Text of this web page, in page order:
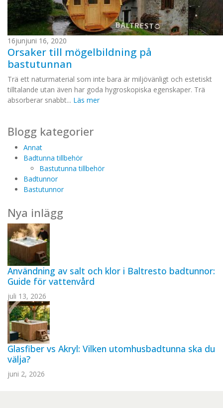
16junjuni 16, 2020
Orsaker till mögelbildning på
bastutunnan
Trä ett naturmaterial som inte bara är miljövänligt och estetiskt
tilltalande utan även har goda hygroskopiska egenskaper. Trä
absorberar snabbt... Läs mer
Blogg kategorier
Annat
Badtunna tillbehör
Bastutunna tillbehör
Badtunnor
Bastutunnor
Nya inlägg
Användning av salt och klor i Baltresto badtunnor:
Guide för vattenvård
juli 13, 2026
Glasfiber vs Akryl: Vilken utomhusbadtunna ska du
välja?
juni 2, 2026